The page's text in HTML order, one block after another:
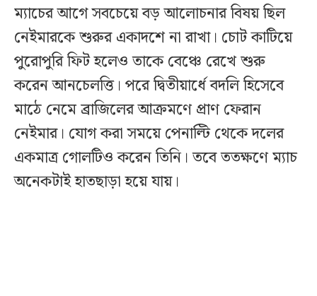
ম্যাচের আগে সবচেয়ে বড় আলোচনার বিষয় ছিল
নেইমারকে শুরুর একাদশে না রাখা। চোট কাটিয়ে
পুরোপুরি ফিট হলেও তাকে বেঞ্চে রেখে শুরু
করেন আনচেলত্তি। পরে দ্বিতীয়ার্ধে বদলি হিসেবে
মাঠে নেমে ব্রাজিলের আক্রমণে প্রাণ ফেরান
নেইমার। যোগ করা সময়ে পেনাল্টি থেকে দলের
একমাত্র গোলটিও করেন তিনি। তবে ততক্ষণে ম্যাচ
অনেকটাই হাতছাড়া হয়ে যায়।